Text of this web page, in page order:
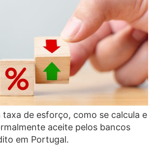
taxa de esforço, como se calcula e
aceite pelos bancos
em Portugal.